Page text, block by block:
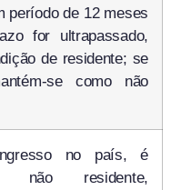
período de 12 meses
for ultrapassado,
de residente; se
se como não
no país, é
não residente,